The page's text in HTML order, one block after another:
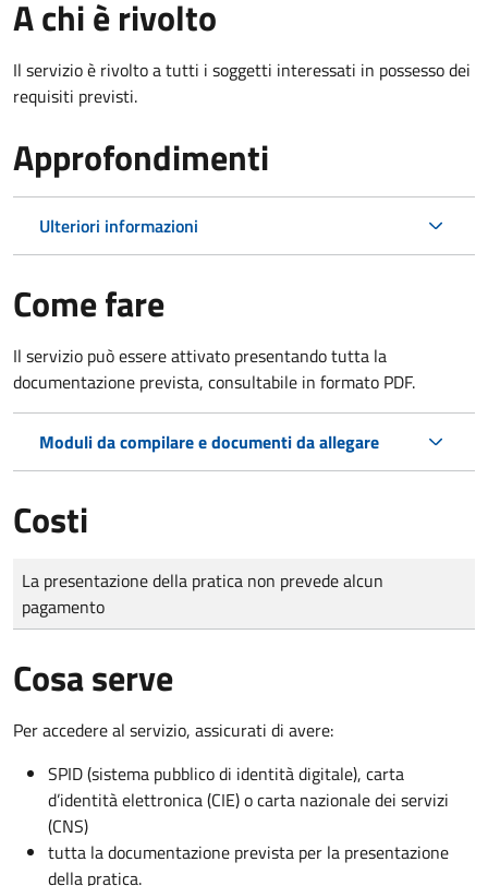
A chi è rivolto
Il servizio è rivolto a tutti i soggetti interessati in possesso dei
requisiti previsti.
Approfondimenti
Ulteriori informazioni
Come fare
Il servizio può essere attivato presentando tutta la
documentazione prevista, consultabile in formato PDF.
Moduli da compilare e documenti da allegare
Costi
Tipo di pagamento
Importo
La presentazione della pratica non prevede alcun
pagamento
Cosa serve
Per accedere al servizio, assicurati di avere:
SPID (sistema pubblico di identità digitale), carta
d’identità elettronica (CIE) o carta nazionale dei servizi
(CNS)
tutta la documentazione prevista per la presentazione
della pratica.